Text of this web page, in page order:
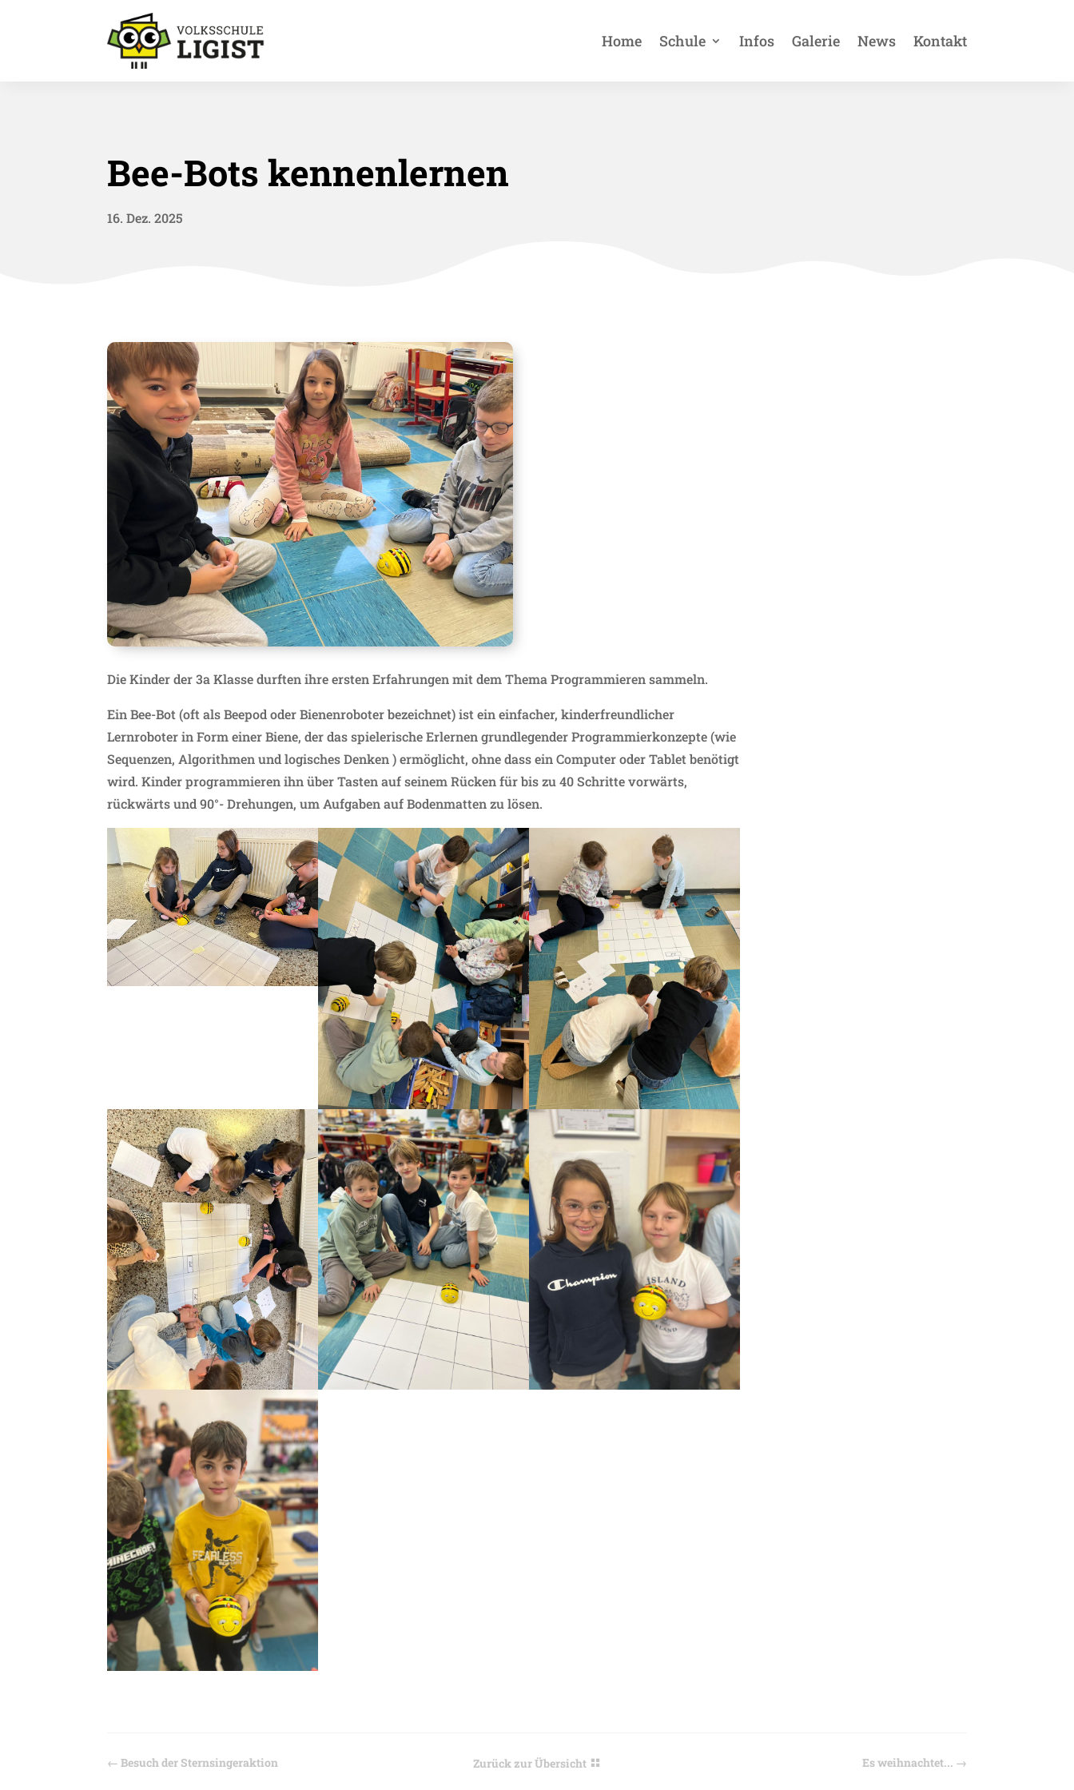
Home Schule Infos Galerie News Kontakt
Bee-Bots kennenlernen
16. Dez. 2025
Die Kinder der 3a Klasse durften ihre ersten Erfahrungen mit dem Thema Programmieren sammeln.
Ein Bee-Bot (oft als Beepod oder Bienenroboter bezeichnet) ist ein einfacher, kinderfreundlicher
Lernroboter in Form einer Biene, der das spielerische Erlernen grundlegender Programmierkonzepte (wie
Sequenzen, Algorithmen und logisches Denken ) ermöglicht, ohne dass ein Computer oder Tablet benötigt
wird. Kinder programmieren ihn über Tasten auf seinem Rücken für bis zu 40 Schritte vorwärts,
rückwärts und 90°- Drehungen, um Aufgaben auf Bodenmatten zu lösen.
←Besuch der Sternsingeraktion Zurück zur Übersicht Es weihnachtet... →